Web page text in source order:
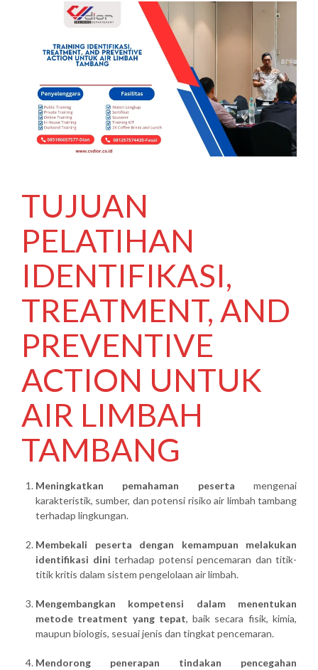
TUJUAN
PELATIHAN
IDENTIFIKASI,
TREATMENT, AND
PREVENTIVE
ACTION UNTUK
AIR LIMBAH
TAMBANG
Meningkatkan pemahaman peserta mengenai
karakteristik, sumber, dan potensi risiko air limbah tambang
terhadap lingkungan.
Membekali peserta dengan kemampuan melakukan
identifikasi dini terhadap potensi pencemaran dan titik-
titik kritis dalam sistem pengelolaan air limbah.
Mengembangkan kompetensi dalam menentukan
metode treatment yang tepat, baik secara fisik, kimia,
maupun biologis, sesuai jenis dan tingkat pencemaran.
Mendorong penerapan tindakan pencegahan